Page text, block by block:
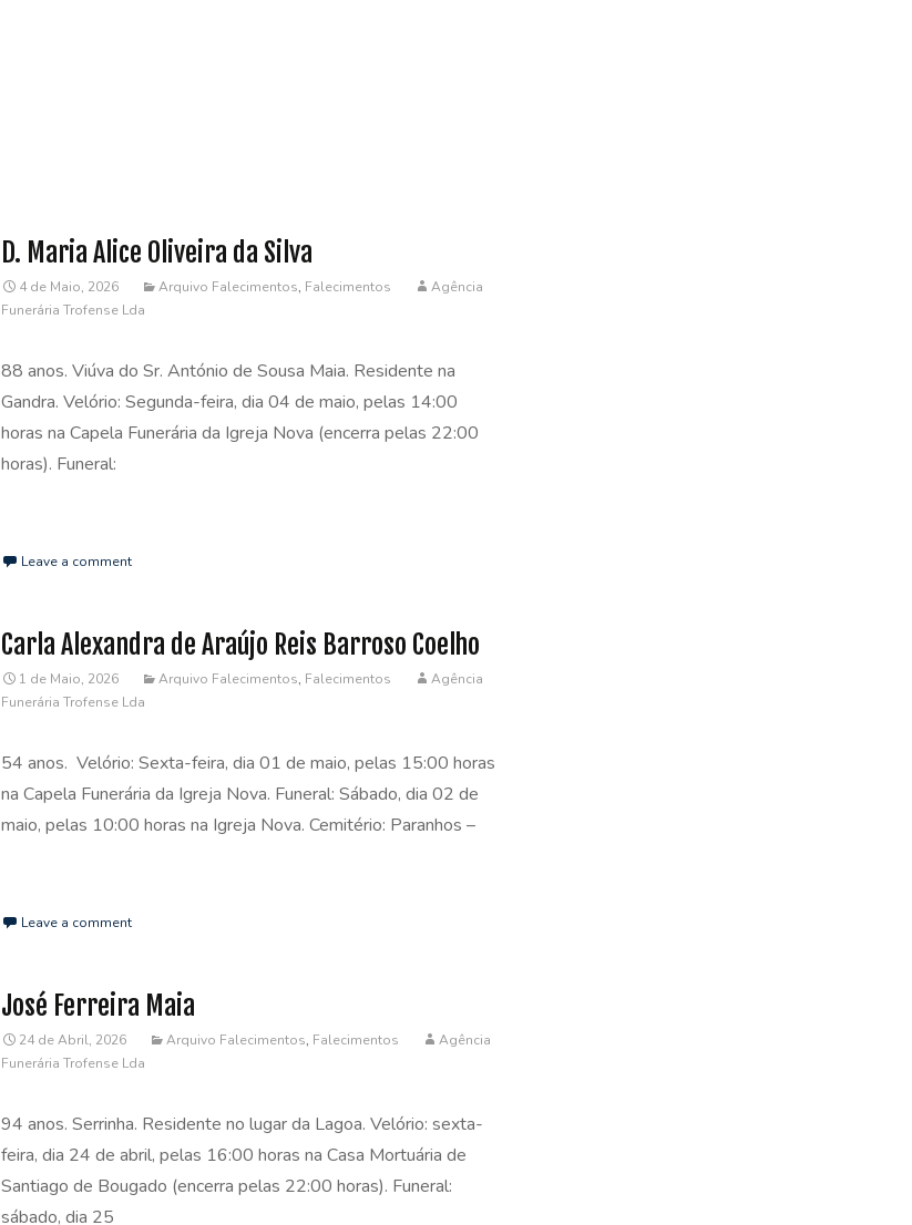
D. Maria Alice Oliveira da Silva
4 de Maio, 2026 Arquivo Falecimentos, Falecimentos
Agência
Funerária Trofense Lda
88 anos. Viúva do Sr. António de Sousa Maia. Residente na
Gandra. Velório: Segunda-feira, dia 04 de maio, pelas 14:00
horas na Capela Funerária da Igreja Nova (encerra pelas 22:00
horas). Funeral:
Leave a comment
Carla Alexandra de Araújo Reis Barroso Coelho
1 de Maio, 2026 Arquivo Falecimentos, Falecimentos
Agência
Funerária Trofense Lda
54 anos. Velório: Sexta-feira, dia 01 de maio, pelas 15:00 horas
na Capela Funerária da Igreja Nova. Funeral: Sábado, dia 02 de
maio, pelas 10:00 horas na Igreja Nova. Cemitério: Paranhos –
Leave a comment
José Ferreira Maia
24 de Abril, 2026 Arquivo Falecimentos, Falecimentos
Agência
Funerária Trofense Lda
94 anos. Serrinha. Residente no lugar da Lagoa. Velório: sexta-
feira, dia 24 de abril, pelas 16:00 horas na Casa Mortuária de
Santiago de Bougado (encerra pelas 22:00 horas). Funeral:
sábado, dia 25